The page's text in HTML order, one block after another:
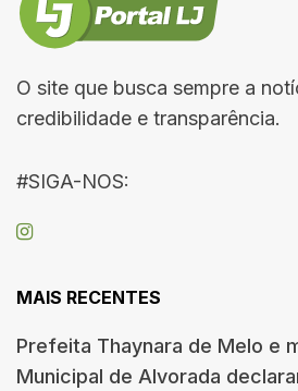
O site que busca sempre a
credibilidade e transparência.
#SIGA-NOS:
MAIS RECENTES
Prefeita Thaynara de Melo e
Municipal de Alvorada